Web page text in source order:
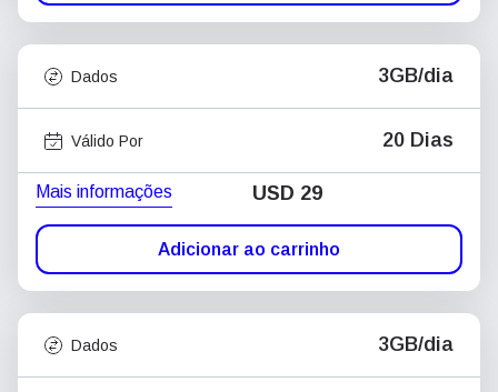
Dados 3GB/dia
Válido Por 20 Dias
Mais informações USD 29
Adicionar ao carrinho
Dados 3GB/dia